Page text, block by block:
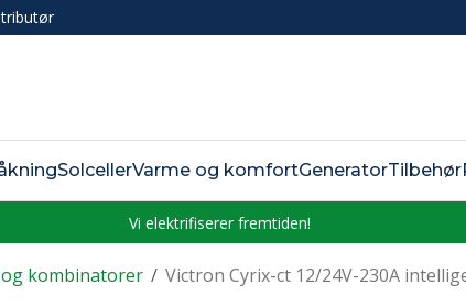
SolcellerVarme og komfortGeneratorTilbehør
Vi elektrifiserer fremtiden!
/
kombinatorer Victron Cyrix-ct 12/24V-230A